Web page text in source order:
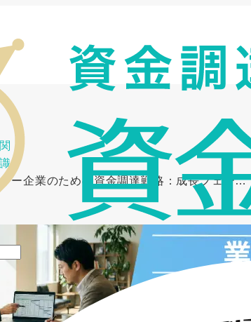
ャー企業のための資金調達戦略：成長フェー…